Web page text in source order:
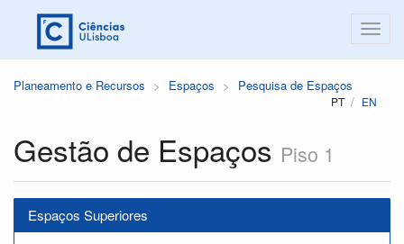
Planeamento e Recursos Espaços Pesquisa de Espaços
PT EN
Gestão de Espaços Piso 1
Espaços Superiores